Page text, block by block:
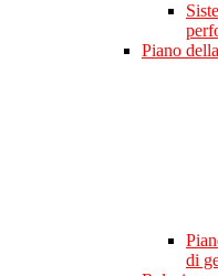
Piano
di